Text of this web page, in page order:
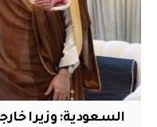
السعودية: وزيرا